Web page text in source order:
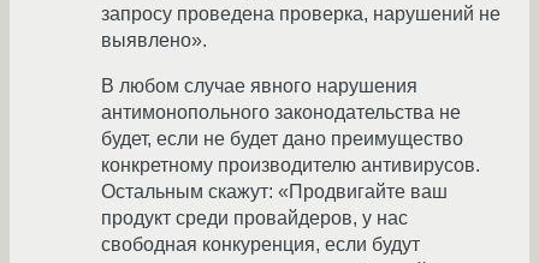
запросу проведена проверка, нарушений не
выявлено».
В любом случае явного нарушения
антимонопольного законодательства не
будет, если не будет дано преимущество
конкретному производителю антивирусов.
Остальным скажут: «Продвигайте ваш
продукт среди провайдеров, у нас
свободная конкуренция, если будут